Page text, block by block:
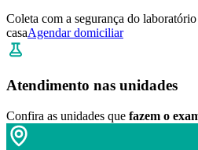
Coleta com a segurança do
casaAgendar domiciliar
Atendimento nas unidades
Confira as unidades que fazem o